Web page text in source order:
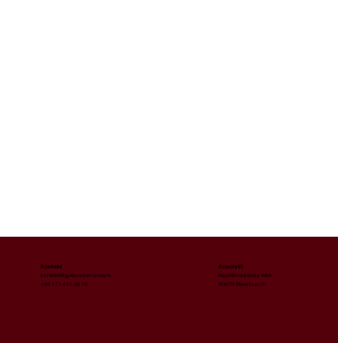
Kontakt
kontakt@gutesleben.coach
+49 171 410 36 15
Anschrift
Kapellenstrasse 48A
40670 Meerbusch